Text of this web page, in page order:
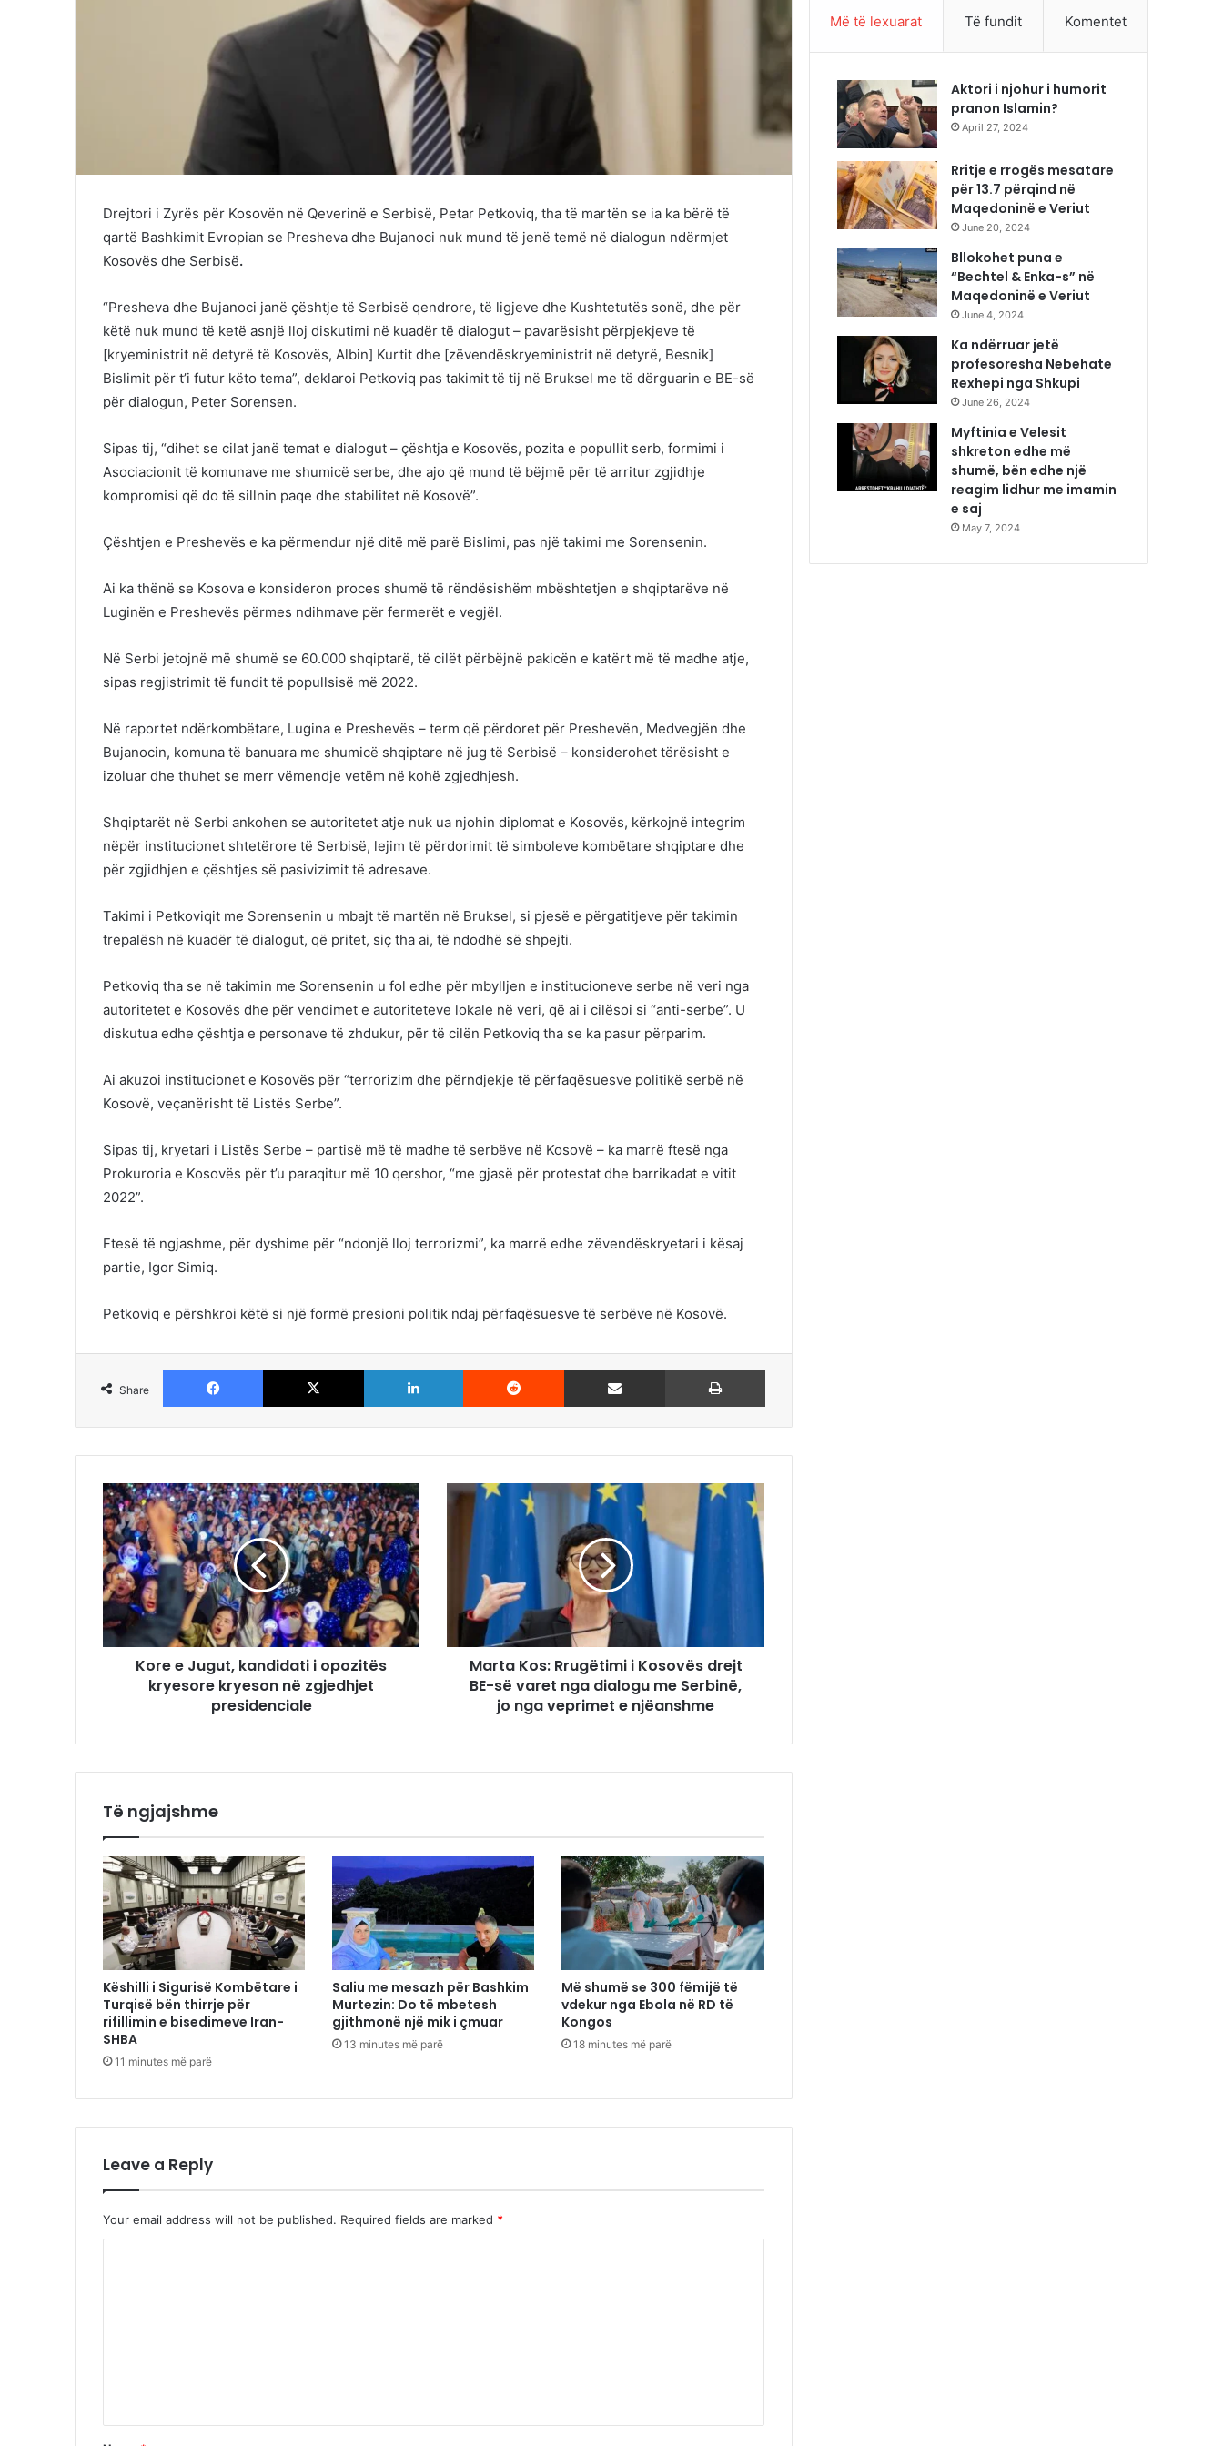
Drejtori i Zyrës për Kosovën në Qeverinë e Serbisë, Petar Petkoviq, tha të martën se ia ka bërë të
qartë Bashkimit Evropian se Presheva dhe Bujanoci nuk mund të jenë temë në dialogun ndërmjet
Kosovës dhe Serbisë.
“Presheva dhe Bujanoci janë çështje të Serbisë qendrore, të ligjeve dhe Kushtetutës sonë, dhe për
këtë nuk mund të ketë asnjë lloj diskutimi në kuadër të dialogut – pavarësisht përpjekjeve të
[kryeministrit në detyrë të Kosovës, Albin] Kurtit dhe [zëvendëskryeministrit në detyrë, Besnik]
Bislimit për t’i futur këto tema”, deklaroi Petkoviq pas takimit të tij në Bruksel me të dërguarin e BE-së
për dialogun, Peter Sorensen.
Sipas tij, “dihet se cilat janë temat e dialogut – çështja e Kosovës, pozita e popullit serb, formimi i
Asociacionit të komunave me shumicë serbe, dhe ajo që mund të bëjmë për të arritur zgjidhje
kompromisi që do të sillnin paqe dhe stabilitet në Kosovë”.
Çështjen e Preshevës e ka përmendur një ditë më parë Bislimi, pas një takimi me Sorensenin.
Ai ka thënë se Kosova e konsideron proces shumë të rëndësishëm mbështetjen e shqiptarëve në
Luginën e Preshevës përmes ndihmave për fermerët e vegjël.
Në Serbi jetojnë më shumë se 60.000 shqiptarë, të cilët përbëjnë pakicën e katërt më të madhe atje,
sipas regjistrimit të fundit të popullsisë më 2022.
Në raportet ndërkombëtare, Lugina e Preshevës – term që përdoret për Preshevën, Medvegjën dhe
Bujanocin, komuna të banuara me shumicë shqiptare në jug të Serbisë – konsiderohet tërësisht e
izoluar dhe thuhet se merr vëmendje vetëm në kohë zgjedhjesh.
Shqiptarët në Serbi ankohen se autoritetet atje nuk ua njohin diplomat e Kosovës, kërkojnë integrim
nëpër institucionet shtetërore të Serbisë, lejim të përdorimit të simboleve kombëtare shqiptare dhe
për zgjidhjen e çështjes së pasivizimit të adresave.
Takimi i Petkoviqit me Sorensenin u mbajt të martën në Bruksel, si pjesë e përgatitjeve për takimin
trepalësh në kuadër të dialogut, që pritet, siç tha ai, të ndodhë së shpejti.
Petkoviq tha se në takimin me Sorensenin u fol edhe për mbylljen e institucioneve serbe në veri nga
autoritetet e Kosovës dhe për vendimet e autoriteteve lokale në veri, që ai i cilësoi si “anti-serbe”. U
diskutua edhe çështja e personave të zhdukur, për të cilën Petkoviq tha se ka pasur përparim.
Ai akuzoi institucionet e Kosovës për “terrorizim dhe përndjekje të përfaqësuesve politikë serbë në
Kosovë, veçanërisht të Listës Serbe”.
Sipas tij, kryetari i Listës Serbe – partisë më të madhe të serbëve në Kosovë – ka marrë ftesë nga
Prokuroria e Kosovës për t’u paraqitur më 10 qershor, “me gjasë për protestat dhe barrikadat e vitit
2022”.
Ftesë të ngjashme, për dyshime për “ndonjë lloj terrorizmi”, ka marrë edhe zëvendëskryetari i kësaj
partie, Igor Simiq.
Petkoviq e përshkroi këtë si një formë presioni politik ndaj përfaqësuesve të serbëve në Kosovë.
Share
Facebook X LinkedIn Reddit Share via Email
Kore e Jugut, kandidati i opozitës
kryesore kryeson në zgjedhjet
presidenciale
Marta Kos: Rrugëtimi i Kosovës drejt
BE-së varet nga dialogu me Serbinë,
jo nga veprimet e njëanshme
Të ngjajshme
Këshilli i Sigurisë Kombëtare i
Turqisë bën thirrje për
rifillimin e bisedimeve Iran-
SHBA
11 minutes më parë
Saliu me mesazh për Bashkim
Murtezin: Do të mbetesh
gjithmonë një mik i çmuar
13 minutes më parë
Më shumë se 300 fëmijë të
vdekur nga Ebola në RD të
Kongos
18 minutes më parë
Leave a Reply
Your email address will not be published. Required fields are marked *
Më të lexuarat Të fundit Komentet
Aktori i njohur i humorit
pranon Islamin?
April 27, 2024
Rritje e rrogës mesatare
për 13.7 përqind në
Maqedoninë e Veriut
June 20, 2024
Bllokohet puna e
“Bechtel & Enka-s” në
Maqedoninë e Veriut
June 4, 2024
Ka ndërruar jetë
profesoresha Nebehate
Rexhepi nga Shkupi
June 26, 2024
Myftinia e Velesit
shkreton edhe më
shumë, bën edhe një
reagim lidhur me imamin
e saj
May 7, 2024